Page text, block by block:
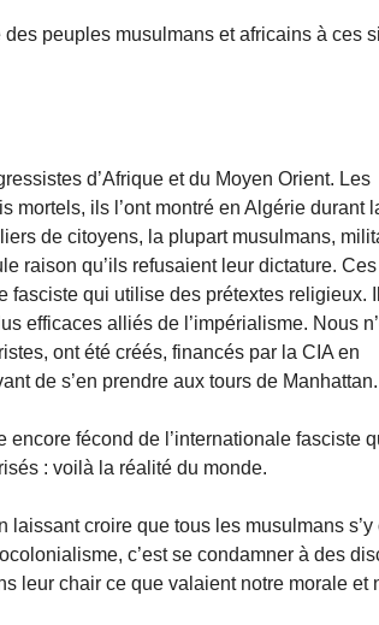
peuples musulmans et africains à ces
d’Afrique et du Moyen Orient. Les
mortels, ils l’ont montré en Algérie durant
de citoyens, la plupart musulmans,
raison qu’ils refusaient leur dictature. Ces
qui utilise des prétextes religieux.
efficaces alliés de l’impérialisme. Nous
ont été créés, financés par la CIA en
de s’en prendre aux tours de Manhattan.
encore fécond de l’internationale fasciste
: voilà la réalité du monde.
laissant croire que tous les musulmans
c’est se condamner à des
leur chair ce que valaient notre morale et